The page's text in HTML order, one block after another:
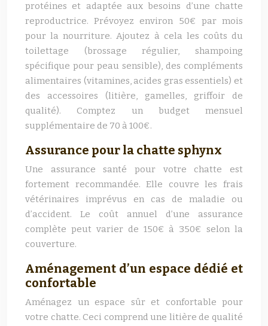
protéines et adaptée aux besoins d’une chatte
reproductrice. Prévoyez environ 50€ par mois
pour la nourriture. Ajoutez à cela les coûts du
toilettage (brossage régulier, shampoing
spécifique pour peau sensible), des compléments
alimentaires (vitamines, acides gras essentiels) et
des accessoires (litière, gamelles, griffoir de
qualité). Comptez un budget mensuel
supplémentaire de 70 à 100€.
Assurance pour la chatte sphynx
Une assurance santé pour votre chatte est
fortement recommandée. Elle couvre les frais
vétérinaires imprévus en cas de maladie ou
d’accident. Le coût annuel d’une assurance
complète peut varier de 150€ à 350€ selon la
couverture.
Aménagement d’un espace dédié et
confortable
Aménagez un espace sûr et confortable pour
votre chatte. Ceci comprend une litière de qualité